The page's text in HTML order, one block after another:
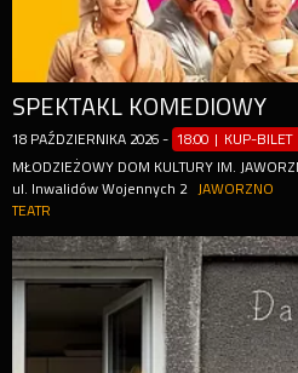
SPEKTAKL KOMEDIOWY
18 PAŹDZIERNIKA 2026 - 18:00 | KUP-BILET
MŁODZIEŻOWY DOM KULTURY IM.
ul. Inwalidów Wojennych 2
JAWORZNO
TEATR